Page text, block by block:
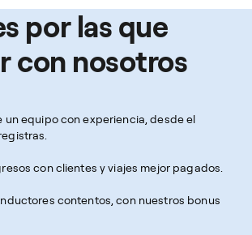
por las que
con nosotros
equipo con experiencia, desde el
con clientes y viajes mejor pagados.
contentos, con nuestros bonus